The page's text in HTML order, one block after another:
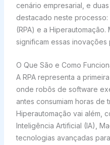
cenário empresarial, e
destacado neste processo:
(RPA) e a
significam essas inovações
O Que São e Como
A RPA representa a
onde robôs de software
antes consumiam horas de
Hiperautomação vai além,
Inteligência Artificial (IA),
tecnologias avançadas